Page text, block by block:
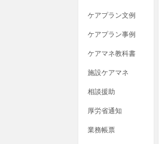
ケアプラン文例
ケアプラン事例
ケアマネ教科書
施設ケアマネ
相談援助
厚労省通知
業務帳票